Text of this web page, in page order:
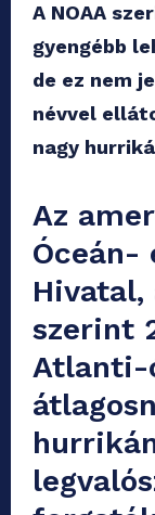
A NOAA
gyengébb
de ez nem
névvel
nagy
Az
Óceán-
Hivatal,
szerint
Atlanti-